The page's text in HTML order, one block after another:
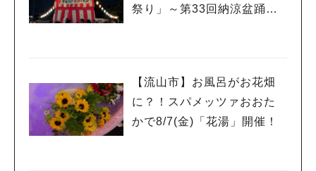
祭り」～第33回納涼盆踊り
【流山市】お風呂がお花畑
に？！スパメッツァおおた
かで8/7(金)「花湯」開催！